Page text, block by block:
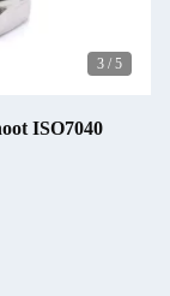
3 / 5
ISO7040